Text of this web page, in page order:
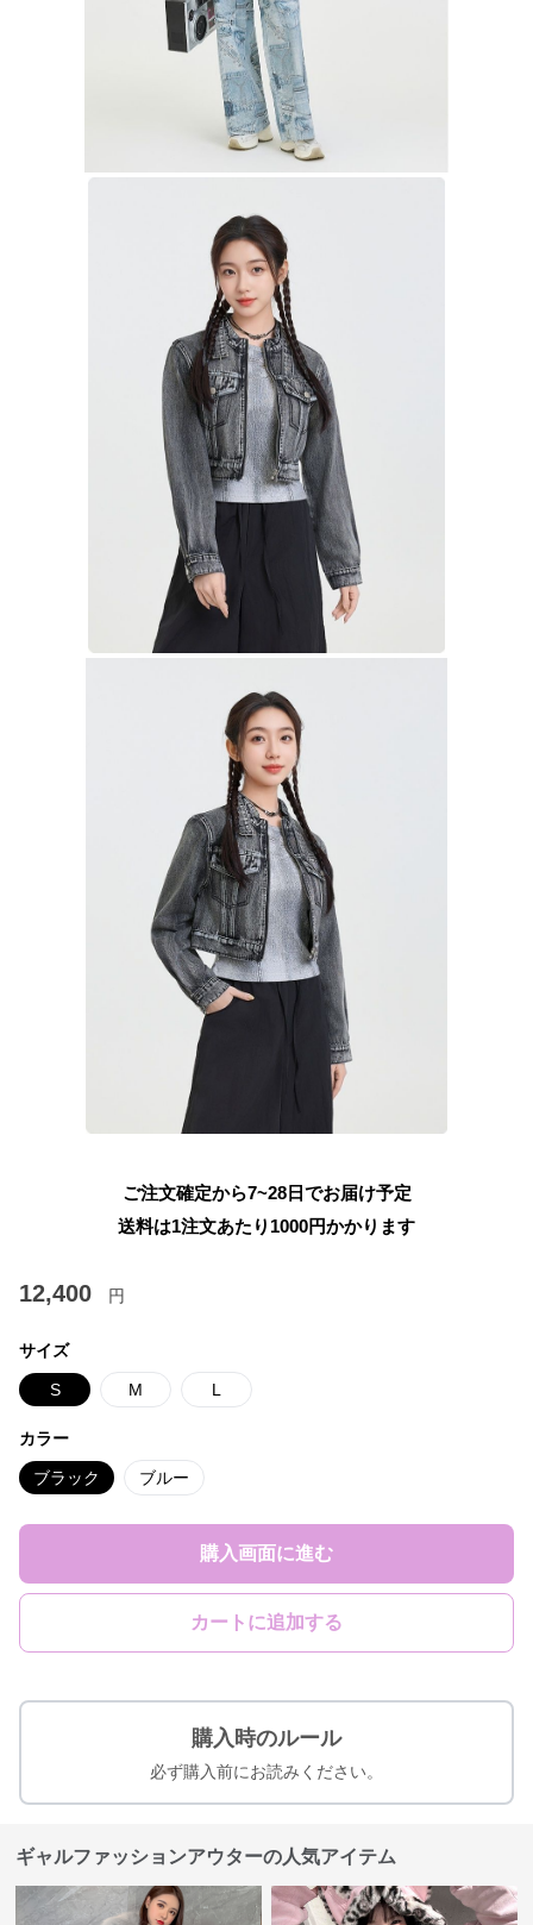
ご注文確定から7~28日でお届け予定
送料は1注文あたり 1000円かかります
12,400 円
サイズ
S M L
カラー
ブラック ブルー
購入画面に進む
カートに追加する
購入時のルール
必ず購入前にお読みください。
ギャルファッションアウターの人気アイテム